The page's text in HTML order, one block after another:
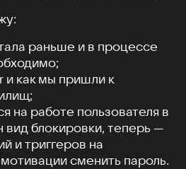
раньше и в процессе
и как мы пришли к
на работе пользователя в
вид блокировки, теперь —
и триггеров на
сменить пароль.